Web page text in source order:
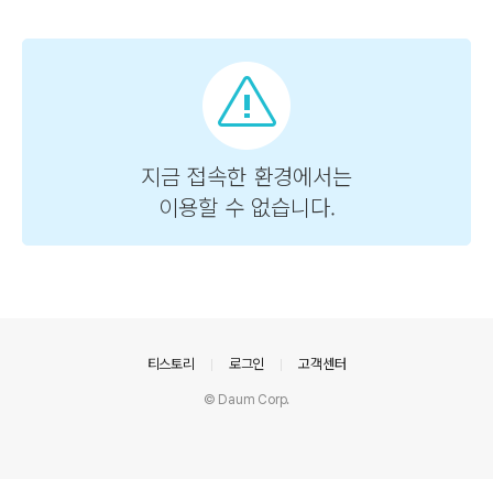
티스토리 로그인 고객센터
© Daum Corp.